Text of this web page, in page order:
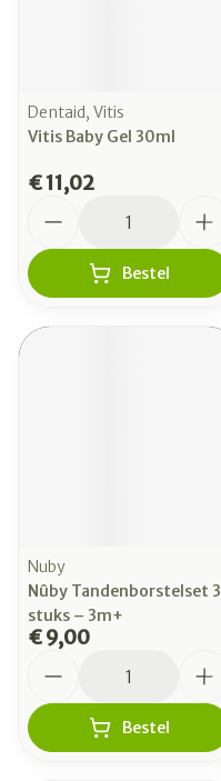
Dentaid, Vitis
Vitis Baby Gel 30ml
€ 11,02
Bestel
Nuby
Nûby Tandenborstelset 3
stuks – 3m+
€ 9,00
Bestel